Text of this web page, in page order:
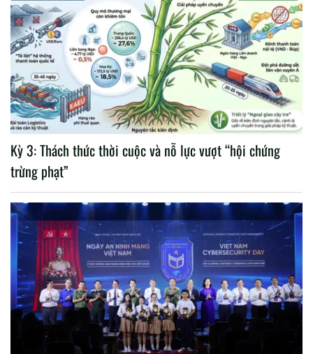
Kỳ 3: Thách thức thời cuộc và nỗ lực vượt “hội chứng
trừng phạt”